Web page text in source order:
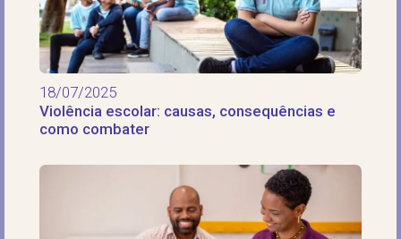
18/07/2025
Violência escolar: causas, consequências e
como combater